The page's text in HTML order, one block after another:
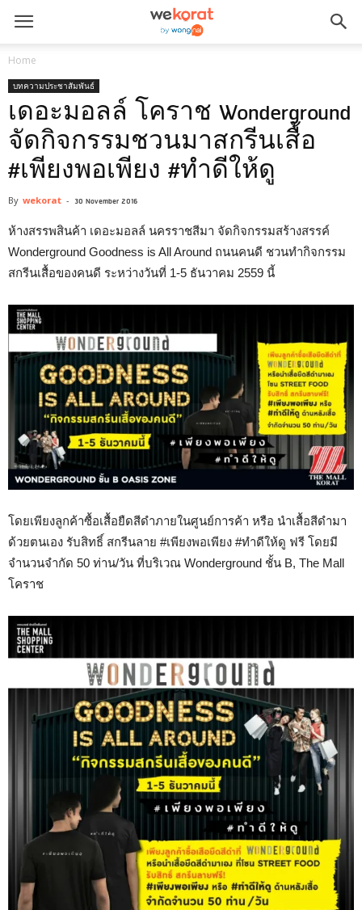
Home
บทความประชาสัมพันธ์
เดอะมอลล์ โคราช Wonderground
จัดกิจกรรมชวนมาสกรีนเสื้อ
#เพียงพอเพียง #ทำดีให้ดู
By wekorat - 30 November 2016
ห้างสรรพสินค้า เดอะมอลล์ นครราชสีมา จัดกิจกรรมสร้างสรรค์
Wonderground Goodness is All Around ถนนคนดี ชวนทำกิจกรรม
สกรีนเสื้อของคนดี ระหว่างวันที่ 1-5 ธันวาคม 2559 นี้
โดยเพียงลูกค้าซื้อเสื้อยืดสีดำภายในศูนย์การค้า หรือ นำเสื้อสีดำมา
ด้วยตนเอง รับสิทธิ์ สกรีนลาย #เพียงพอเพียง #ทำดีให้ดู ฟรี โดยมี
จำนวนจำกัด 50 ท่าน/วัน ที่บริเวณ Wonderground ชั้น B, The Mall
โคราช